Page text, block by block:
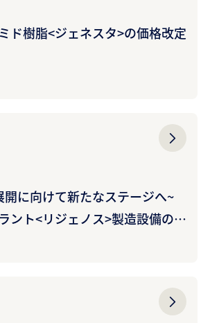
ド樹脂<ジェネスタ>の価格改定
開に向けて新たなステージへ~
ント<リジェノス>製造設備の新